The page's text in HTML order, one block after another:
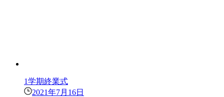
1学期終業式
2021年7月16日